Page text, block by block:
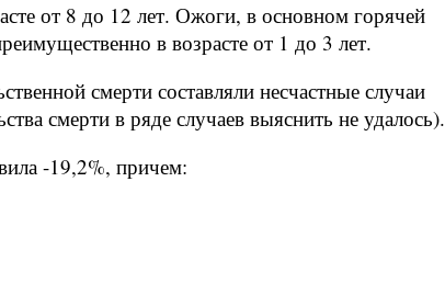
от 8 до 12 лет. Ожоги, в основном горячей
в возрасте от 1 до 3 лет.
смерти составляли несчастные случаи
смерти в ряде случаев выяснить не удалось).
-19,2%, причем: